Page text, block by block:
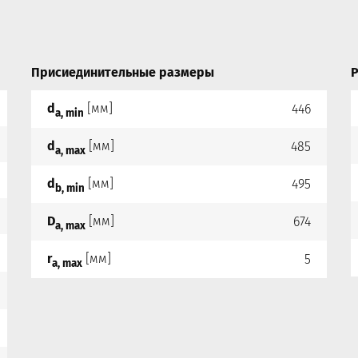
Присиединительные размеры
da, min [мм] 446
da, max [мм] 485
db, min [мм] 495
Da, max [мм] 674
ra, max [мм] 5